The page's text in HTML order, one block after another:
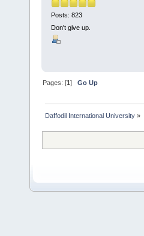
Posts: 823
Don't give up.
Pages: [1]Go Up
Daffodil International University »